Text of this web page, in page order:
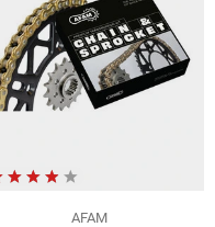
AFAM